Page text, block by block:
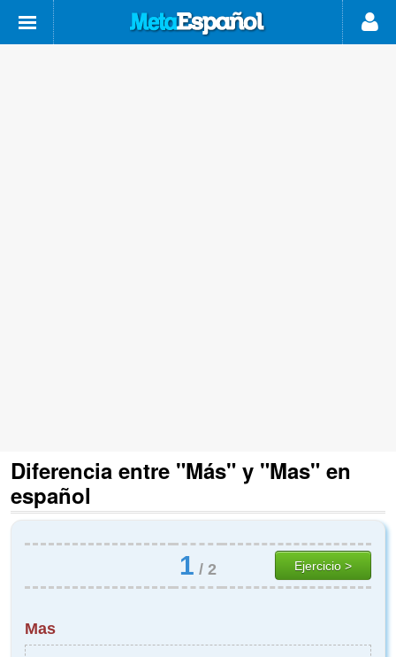
Diferencia entre "Más" y "Mas" en
español
1 / 2 Ejercicio >
Mas